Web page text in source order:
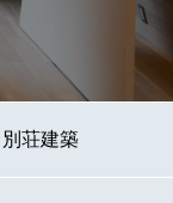
別荘建築